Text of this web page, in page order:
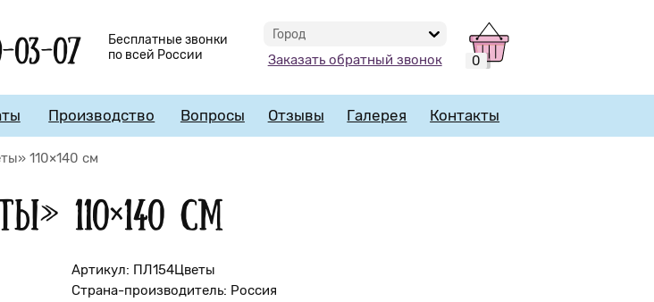
03-07
Бесплатные звонки
по всей России
Город
Заказать обратный звонок 0
Производство Вопросы Отзывы Галерея Контакты
110×140 см
110×140 см
Артикул: ПЛ154Цветы
Страна-производитель: Россия